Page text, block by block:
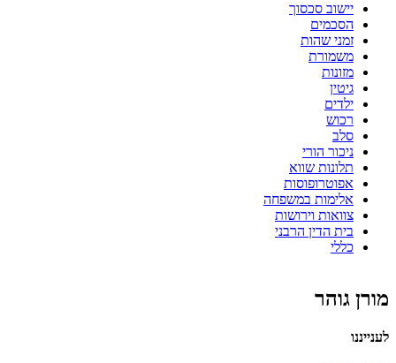
יישוב סכסוך
הסכמים
זמני שהות
משמורת
מזונות
גיטין
ילדים
רכוש
סלב
ניכור הורי
תלונות שווא
אפוטרופוסות
אלימות במשפחה
צוואות וירושות
בית הדין הרבני
כללי
מורן גוהר
לענייננו